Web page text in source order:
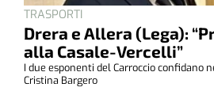
TRASPORTI
Drera e Allera (Lega):
alla Casale-Vercelli”
I due esponenti del Carroccio confidano
Cristina Bargero